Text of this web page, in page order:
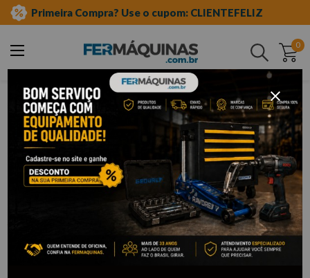
Primeira Compra? Use o cupom: CLIENTEFELIZ
0
Buscar
ferramentas pneumáticas
chave de impacto
encaixe três quartos
Chave de Impacto Profissional 3/4"-
33611-056 KING TONY